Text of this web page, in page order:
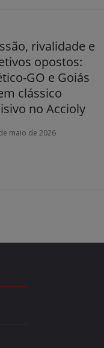
rivalidade e
opostos:
GO e Goiás
clássico
no Accioly
maio de 2026